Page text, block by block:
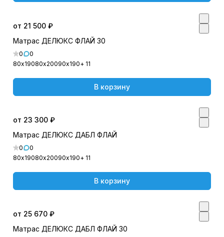
от 21 500 ₽
Матрас ДЕЛЮКС ФЛАЙ 30
0
0
80х19080х20090х190+ 11
В корзину
от 23 300 ₽
Матрас ДЕЛЮКС ДАБЛ ФЛАЙ
0
0
80х19080х20090х190+ 11
В корзину
от 25 670 ₽
Матрас ДЕЛЮКС ДАБЛ ФЛАЙ 30